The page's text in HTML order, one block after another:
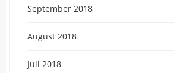
September 2018
August 2018
Juli 2018